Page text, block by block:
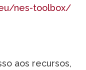
nes-toolbox/
aos recursos,